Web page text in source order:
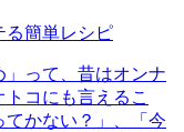
る簡単レシピ
」って、昔はオンナ
コにも言えるこ
てかない？」、「今